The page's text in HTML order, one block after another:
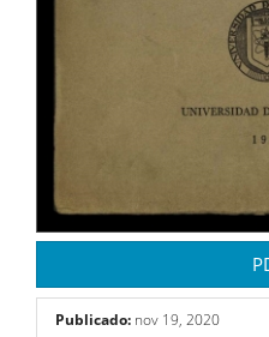
Publicado: nov 19, 2020